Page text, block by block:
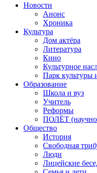
Новости
Анонс
Хроника
Культура
Дом актёра
Литература
Кино
Культурное
Парк культуры
Образование
Школа и вуз
Учитель
Реформы
ПОЛЁТ (научно-
Общество
История
Свободная
Люди
Лицейские